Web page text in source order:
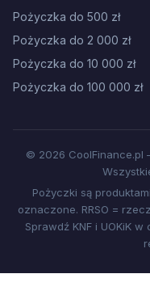
Pożyczka do 500 zł
Pożyczka do 2 000 zł
Pożyczka do 10 000 zł
Pożyczka do 100 000 zł
© 2026 CoolFinance.pl
Pożyczki są
oznaczone. RRSO =
Sprawdź KNF i UOKiK